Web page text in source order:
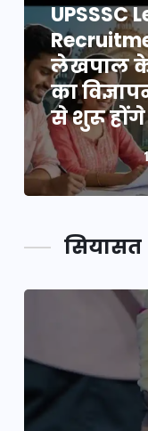
UPSSSC
लेखपाल के
का
से शुरू
सियासत